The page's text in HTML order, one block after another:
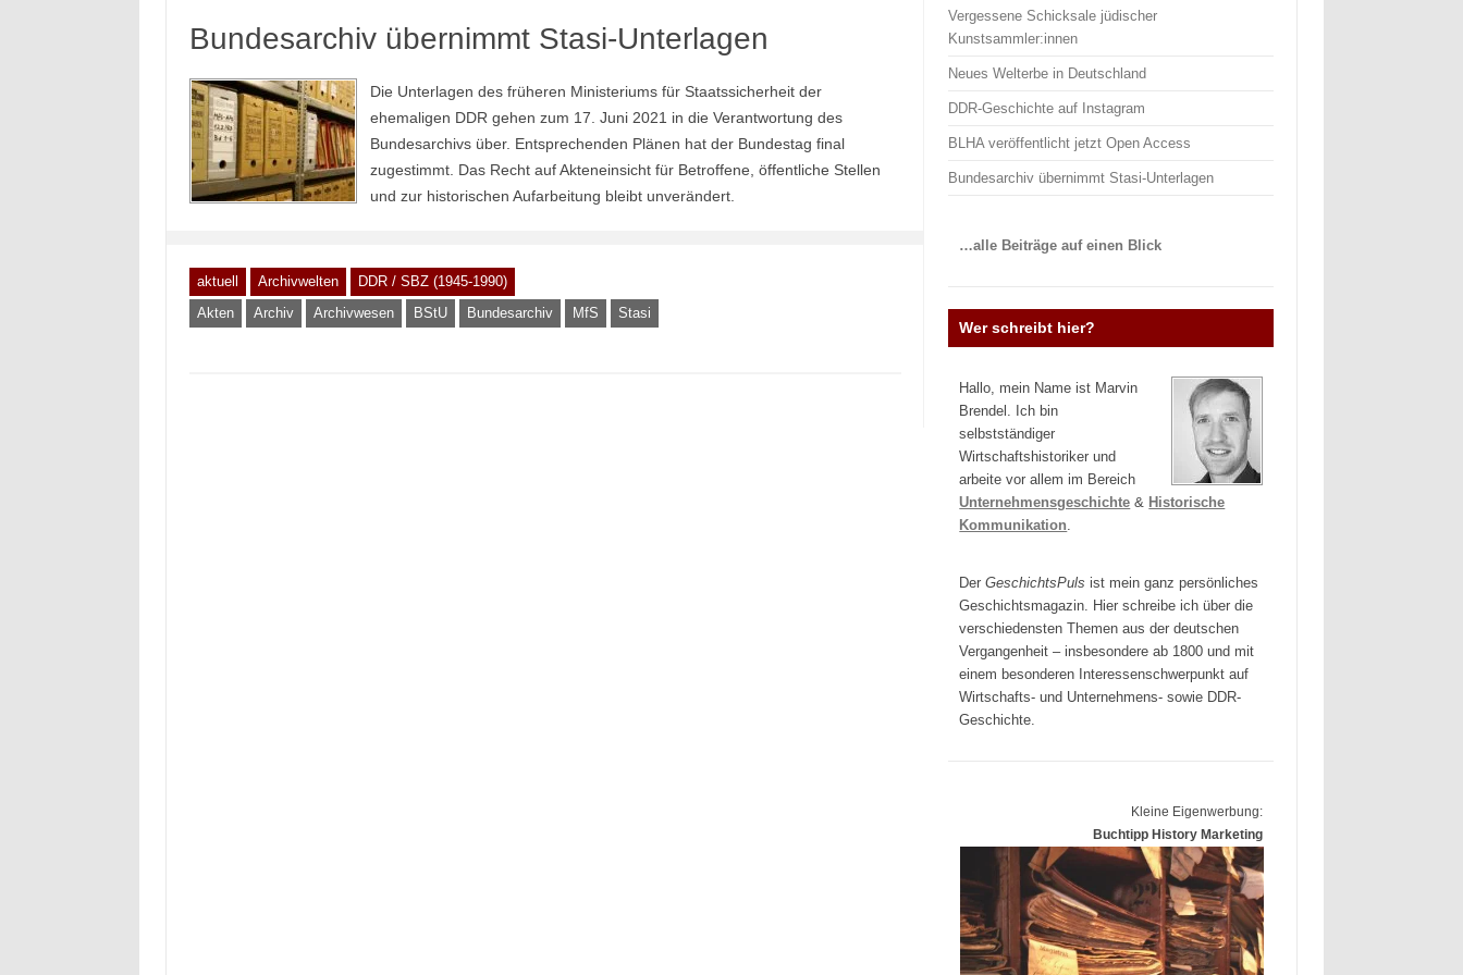
Bundesarchiv übernimmt Stasi-Unterlagen
Die Unterlagen des früheren Ministeriums für Staatssicherheit der
ehemaligen DDR gehen zum 17. Juni 2021 in die Verantwortung des
Bundesarchivs über. Entsprechenden Plänen hat der Bundestag final
zugestimmt. Das Recht auf Akteneinsicht für Betroffene, öffentliche Stellen
und zur historischen Aufarbeitung bleibt unverändert.
aktuell Archivwelten
DDR / SBZ (1945-1990)
Akten
Archiv Archivwesen BStU Bundesarchiv MfS Stasi
Vergessene Schicksale jüdischer
Kunstsammler:innen
Neues Welterbe in Deutschland
DDR-Geschichte auf Instagram
BLHA veröffentlicht jetzt Open Access
Bundesarchiv übernimmt Stasi-Unterlagen
…alle Beiträge auf einen Blick
Wer schreibt hier?
Hallo, mein Name ist Marvin
Brendel. Ich bin
selbstständiger
Wirtschaftshistoriker und
arbeite vor allem im Bereich
Unternehmensgeschichte & Historische
Kommunikation
DerGeschichtsPuls ist mein ganz persönliches
Geschichtsmagazin. Hier schreibe ich über die
verschiedensten Themen aus der deutschen
Vergangenheit – insbesondere ab 1800 und mit
einem besonderen Interessenschwerpunkt auf
Wirtschafts- und Unternehmens- sowie DDR-
Geschichte.
Kleine Eigenwerbung:
Buchtipp History Marketing